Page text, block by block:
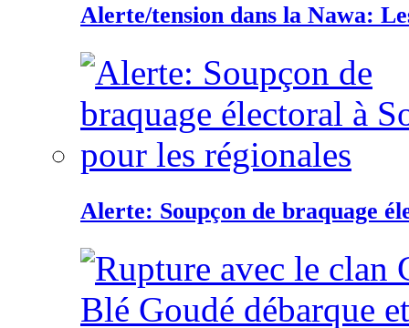
Alerte/tension dans la Nawa:
Alerte: Soupçon de braquage